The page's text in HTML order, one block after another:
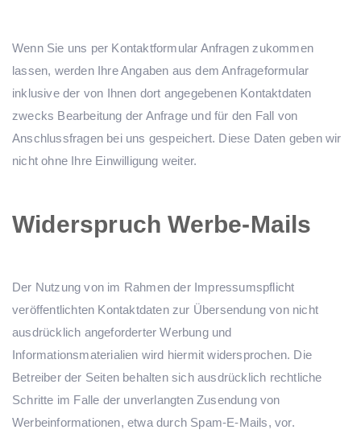
Wenn Sie uns per Kontaktformular Anfragen zukommen
lassen, werden Ihre Angaben aus dem Anfrageformular
inklusive der von Ihnen dort angegebenen Kontaktdaten
zwecks Bearbeitung der Anfrage und für den Fall von
Anschlussfragen bei uns gespeichert. Diese Daten geben wir
nicht ohne Ihre Einwilligung weiter.
Widerspruch Werbe-Mails
Der Nutzung von im Rahmen der Impressumspflicht
veröffentlichten Kontaktdaten zur Übersendung von nicht
ausdrücklich angeforderter Werbung und
Informationsmaterialien wird hiermit widersprochen. Die
Betreiber der Seiten behalten sich ausdrücklich rechtliche
Schritte im Falle der unverlangten Zusendung von
Werbeinformationen, etwa durch Spam-E-Mails, vor.